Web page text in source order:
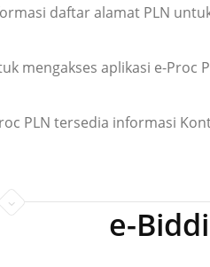
daftar alamat PLN
mengakses aplikasi e-
PLN tersedia informasi
e-